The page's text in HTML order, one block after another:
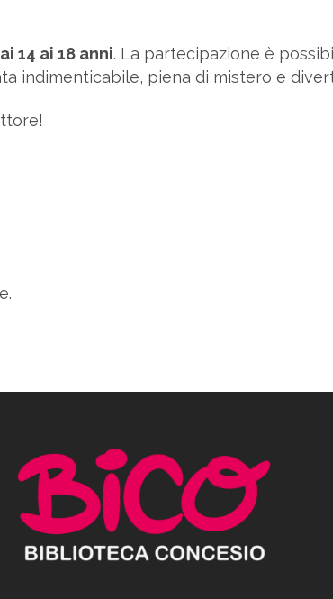
14 ai 18 anni. La partecipazione è
indimenticabile, piena di mistero e